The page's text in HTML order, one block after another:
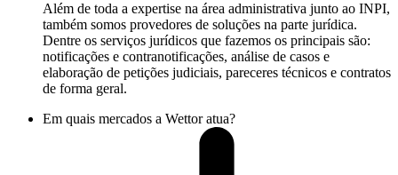
Além de toda a expertise na área administrativa junto ao INPI,
também somos provedores de soluções na parte jurídica.
Dentre os serviços jurídicos que fazemos os principais são:
notificações e contranotificações, análise de casos e
elaboração de petições judiciais, pareceres técnicos e contratos
de forma geral.
Em quais mercados a Wettor atua?